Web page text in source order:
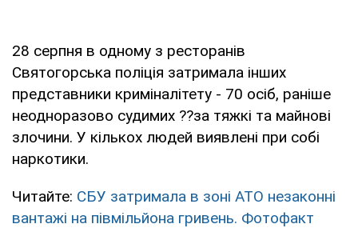
28 серпня в одному з ресторанів
Святогорська поліція затримала інших
представники криміналітету - 70 осіб, раніше
неодноразово судимих ??за тяжкі та майнові
злочини. У кількох людей виявлені при собі
наркотики.
Читайте: СБУ затримала в зоні АТО незаконні
вантажі на півмільйона гривень. Фотофакт